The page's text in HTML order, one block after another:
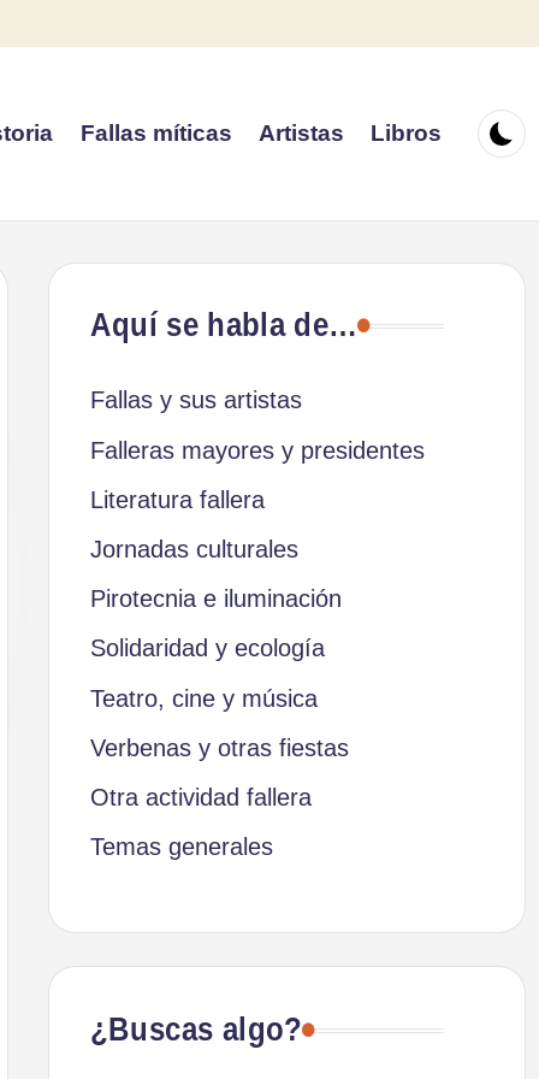
Fallas míticas Artistas Libros
Aquí se habla de…
Fallas y sus artistas
Falleras mayores y presidentes
Literatura fallera
Jornadas culturales
Pirotecnia e iluminación
Solidaridad y ecología
Teatro, cine y música
Verbenas y otras fiestas
Otra actividad fallera
Temas generales
¿Buscas algo?